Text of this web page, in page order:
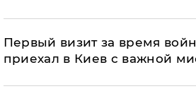
Первый визит за время
приехал в Киев с важной